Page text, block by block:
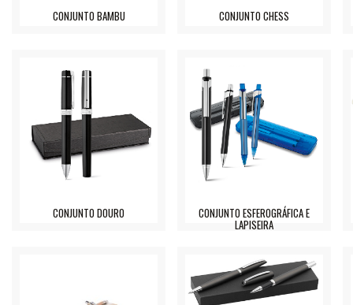
CONJUNTO BAMBU CONJUNTO CHESS
CONJUNTO DOURO CONJUNTO ESFEROGRÁFICA E
LAPISEIRA